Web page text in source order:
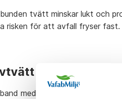
tvätt minskar lukt och
risken för att avfall fryser fast.
i avfallsrum
med att vi tvättar era kärl